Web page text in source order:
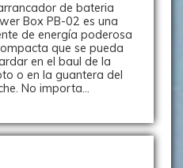
de bateria
Box PB-02 es una
de energía poderosa
que se pueda
en el baul de la
o en la guantera del
No importa...